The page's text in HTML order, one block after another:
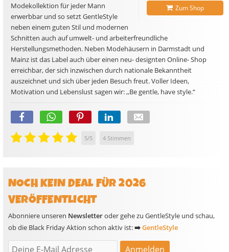
Zum Shop
Modekollektion für jeder Mann
erwerbbar und so setzt GentleStyle
neben einem guten Stil und modernen
Schnitten auch auf umwelt- und arbeiterfreundliche
Herstellungsmethoden. Neben Modehäusern in Darmstadt und
Mainz ist das Label auch über einen neu- designten Online- Shop
erreichbar, der sich inzwischen durch nationale Bekanntheit
auszeichnet und sich über jeden Besuch freut. Voller Ideen,
Motivation und Lebenslust sagen wir: ,,Be gentle, have style.“
5/5 4 Stimmen
NOCH KEIN DEAL FÜR 2026
VERÖFFENTLICHT
Abonniere unseren Newsletteroder gehe zu GentleStyle und schau,
ob die Black Friday Aktion schon aktiv ist:➡️GentleStyle